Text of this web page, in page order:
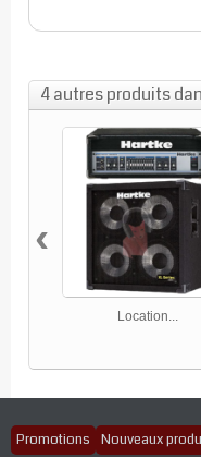
4 autres produits
Location...
‹
Promotions Nouveaux